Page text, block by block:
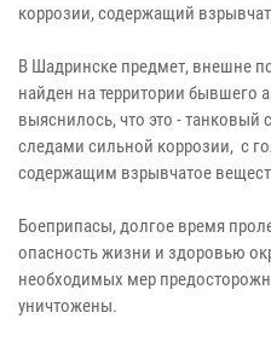
коррозии, содержащий
В Шадринске предмет, внешне
найден на территории бывшего
выяснилось, что это - танковый
следами сильной коррозии, с
содержащим взрывчатое
Боеприпасы, долгое время
опасность жизни и здоровью
необходимых мер
уничтожены.